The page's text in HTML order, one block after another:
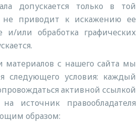
допускается только в той
не приводит к искажению ее
или обработка графических
материалов с нашего сайта мы
следующего условия: каждый
активной ссылкой
источник правообладателя
образом: